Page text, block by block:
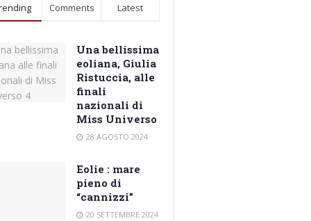
Comments Latest
Una bellissima
eoliana, Giulia
Ristuccia, alle
finali
nazionali di
Miss Universo
28 AGOSTO 2024
Eolie : mare
pieno di
“cannizzi”
20 SETTEMBRE 2024